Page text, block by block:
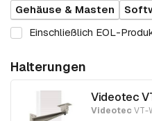
Gehäuse & Masten
Einschließlich EOL-
Halterungen
Videotec
VideotecVT-